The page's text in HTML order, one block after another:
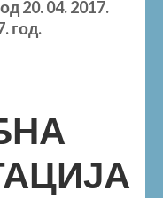
од20.04.2017.
. год.